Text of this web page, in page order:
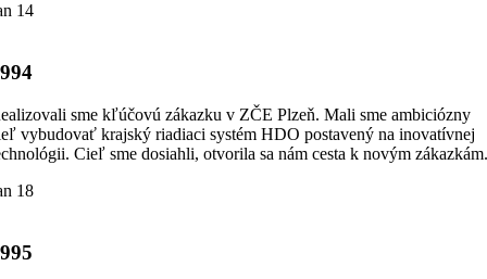
14
sme kľúčovú zákazku v ZČE Plzeň. Mali sme ambiciózny
vybudovať krajský riadiaci systém HDO postavený na inovatívnej
Cieľ sme dosiahli, otvorila sa nám cesta k novým
18